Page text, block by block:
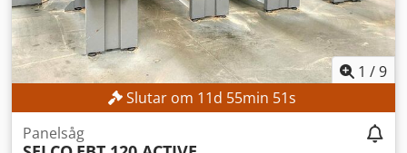
anslutningseffekt: 25 kW UTRUSTNING CE-märkning
Dedpjzmtn Sofx Angjck 4 främre stödytor 9 gripar vid
skjutanslaget Förskärningsenhet för postforming Maskinen
säljs och levereras i befintligt skick, både fysiskt och
juridiskt ("så som den står och visas"), baserat på
fotodokumentation och teknisk/kommersiell
dokumentation av beskrivande karaktär. Köparen har rätt
att inspektera varan före avhämtning och ansvarar för
1 /9
Slutar om 11d 55min 48s
Panelsåg